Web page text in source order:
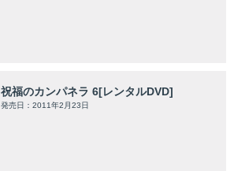
祝福のカンパネラ 6[レンタルDVD]
発売日：2011年2月23日